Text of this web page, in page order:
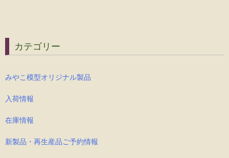
カテゴリー
みやこ模型オリジナル製品
入荷情報
在庫情報
新製品・再生産品ご予約情報